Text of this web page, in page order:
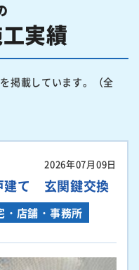
実績
掲載しています。（全
2026年07月09日
建て 玄関鍵交換
・店舗・事務所